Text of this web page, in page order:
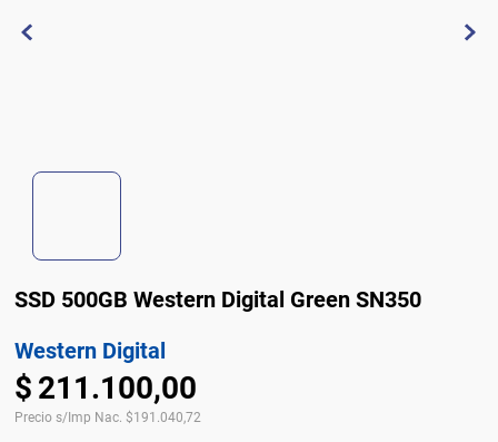
SSD 500GB Western Digital Green SN350
Western Digital
$ 211.100,00
Precio s/Imp Nac. $191.040,72